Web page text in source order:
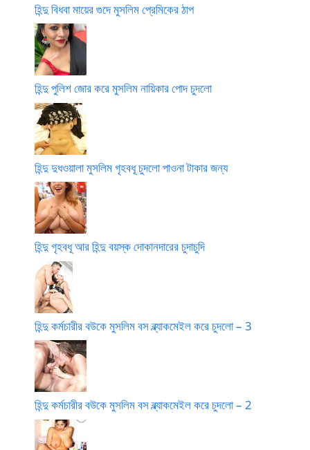
হিন্দু বিধবা মায়ের গুদে মুসলিম প্রেমিকের ঠাপ
হিন্দু পুলিশ জোর করে মুসলিম নায়িকার পোদ চুদলো
হিন্দু দুধওয়ালা মুসলিম গৃহবধূ চুদলো পাওনা টাকার জন্য
হিন্দু গৃহবধূ আর হিন্দু বয়স্ক দোকানদারের চুদাচুদি
হিন্দু কর্মচারীর বউকে মুসলিম বস ব্ল্যাকমেইল করে চুদলো – 3
হিন্দু কর্মচারীর বউকে মুসলিম বস ব্ল্যাকমেইল করে চুদলো – 2